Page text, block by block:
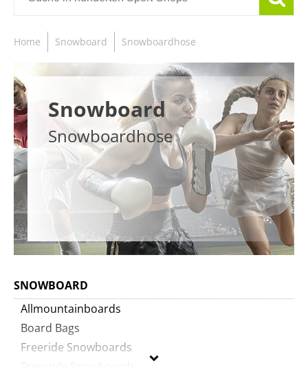
Home Snowboard Snowboardhose
Snowboard
Snowboardhose
SNOWBOARD
Allmountainboards
Board Bags
Freeride Snowboards